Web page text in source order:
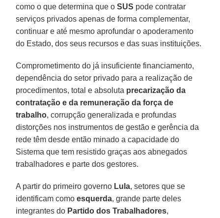
como o que determina que oSUS pode contratar
serviços privados apenas de forma complementar,
continuar e até mesmo aprofundar o apoderamento
do Estado, dos seus recursos e das suas instituições.
Comprometimento do já insuficiente financiamento,
dependência do setor privado para a realização de
procedimentos, total e absoluta precarização da
contratação e da remuneração da força de
trabalho, corrupção generalizada e profundas
distorções nos instrumentos de gestão e gerência da
rede têm desde então minado a capacidade do
Sistema que tem resistido graças aos abnegados
trabalhadores e parte dos gestores.
A partir do primeiro governo Lula, setores que se
identificam comoesquerda, grande parte deles
integrantes do Partido dos Trabalhadores,